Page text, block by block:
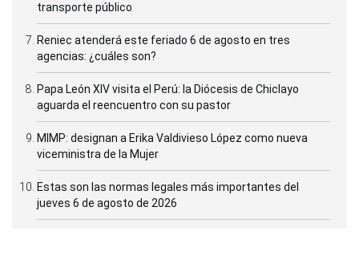
transporte público
Reniec atenderá este feriado 6 de agosto en tres
agencias: ¿cuáles son?
Papa León XIV visita el Perú: la Diócesis de Chiclayo
aguarda el reencuentro con su pastor
MIMP: designan a Erika Valdivieso López como nueva
viceministra de la Mujer
Estas son las normas legales más importantes del
jueves 6 de agosto de 2026